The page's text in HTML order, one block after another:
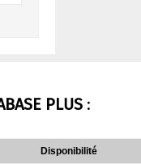
PLUS :
Disponibilité